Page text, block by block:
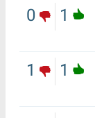
1
0
1
1